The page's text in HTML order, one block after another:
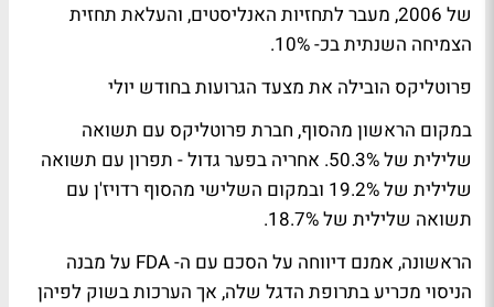
של 2006, מעבר לתחזיות האנליסטים, והעלאת תחזית
הצמיחה השנתית בכ- 10%.
פרוטליקס הובילה את מצעד הגרועות בחודש יולי
במקום הראשון מהסוף, חברת פרוטליקס עם תשואה
שלילית של 50.3%. אחריה בפער גדול - תפרון עם תשואה
שלילית של 19.2% ובמקום השלישי מהסוף רדויז'ן עם
תשואה שלילית של 18.7%.
הראשונה, אמנם דיווחה על הסכם עם ה- FDA על מבנה
הניסוי מכריע בתרופת הדגל שלה, אך הערכות בשוק לפיהן